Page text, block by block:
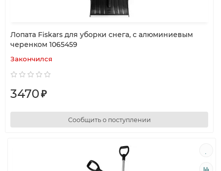
Лопата Fiskars для уборки снега, с алюминиевым
черенком 1065459
Закончился
3470₽
Сообщить о поступлении